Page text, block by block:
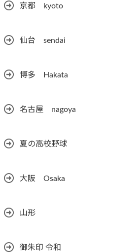
京都 kyoto
仙台 sendai
博多 Hakata
名古屋 nagoya
夏の高校野球
大阪 Osaka
山形
御朱印 令和